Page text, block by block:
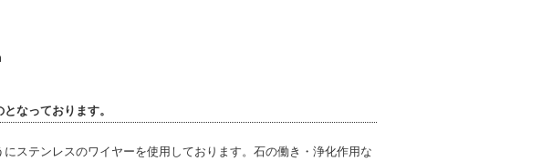
なっております。
ステンレスのワイヤーを使用しております。石の働き・浄化作用な